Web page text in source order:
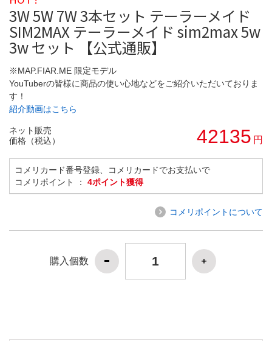
3W 5W 7W 3本セット テーラーメイド
SIM2MAX テーラーメイド sim2max 5w
3w セット 【公式通販】
※MAP.FIAR.ME 限定モデル
YouTuberの皆様に商品の使い心地などをご紹介いただいておりま
す！
紹介動画はこちら
ネット販売
価格（税込）
42135 円
コメリカード番号登録、コメリカードでお支払いで
コメリポイント ： 4ポイント獲得
コメリポイントについて
購入個数